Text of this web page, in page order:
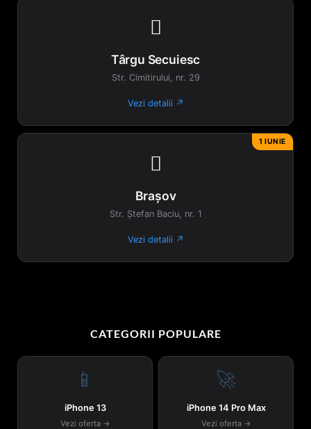

Târgu Secuiesc
Str. Cimitirului, nr. 29
Vezi detalii ↗
1 IUNIE

Brașov
Str. Ștefan Baciu, nr. 1
Vezi detalii ↗
CATEGORII POPULARE
📱
iPhone 13
Vezi oferta →
🚀
iPhone 14 Pro Max
Vezi oferta →